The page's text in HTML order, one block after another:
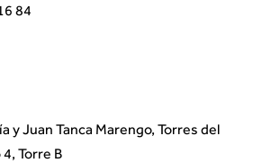
84
y Juan Tanca Marengo, Torres del
4, Torre B